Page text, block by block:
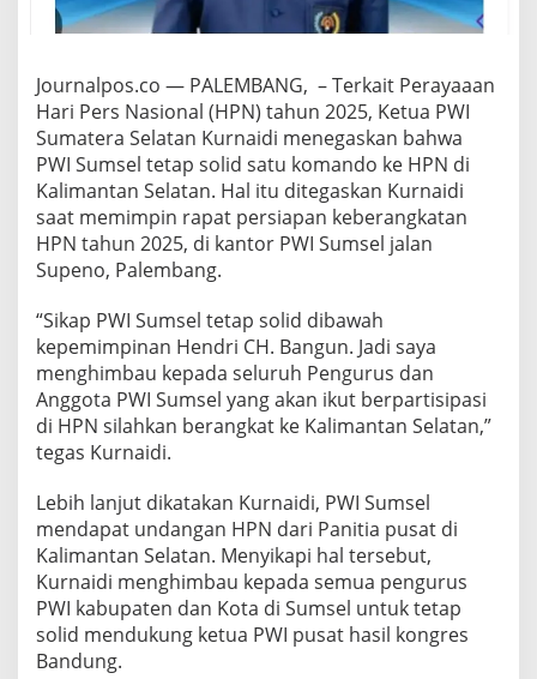
k
n
H
P
N
2
0
2
5
d
a
l
m
a
n
t
S
e
l
a
a
n
Journalpos.co — PALEMBANG, – Terkait Perayaaan
Hari Pers Nasional (HPN) tahun 2025, Ketua PWI
Sumatera Selatan Kurnaidi menegaskan bahwa
PWI Sumsel tetap solid satu komando ke HPN di
Kalimantan Selatan. Hal itu ditegaskan Kurnaidi
saat memimpin rapat persiapan keberangkatan
HPN tahun 2025, di kantor PWI Sumsel jalan
Supeno, Palembang.
“Sikap PWI Sumsel tetap solid dibawah
kepemimpinan Hendri CH. Bangun. Jadi saya
menghimbau kepada seluruh Pengurus dan
Anggota PWI Sumsel yang akan ikut berpartisipasi
di HPN silahkan berangkat ke Kalimantan Selatan,”
tegas Kurnaidi.
Lebih lanjut dikatakan Kurnaidi, PWI Sumsel
mendapat undangan HPN dari Panitia pusat di
Kalimantan Selatan. Menyikapi hal tersebut,
Kurnaidi menghimbau kepada semua pengurus
PWI kabupaten dan Kota di Sumsel untuk tetap
solid mendukung ketua PWI pusat hasil kongres
Bandung.